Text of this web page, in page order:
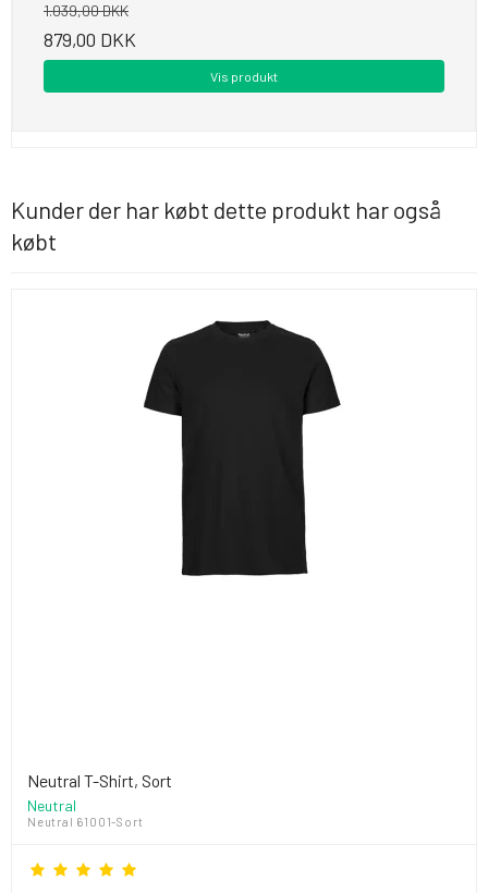
1.039,00 DKK
879,00 DKK
Vis produkt
Kunder der har købt dette produkt har også
købt
Neutral T-Shirt, Sort
Neutral
Neutral 61001-Sort